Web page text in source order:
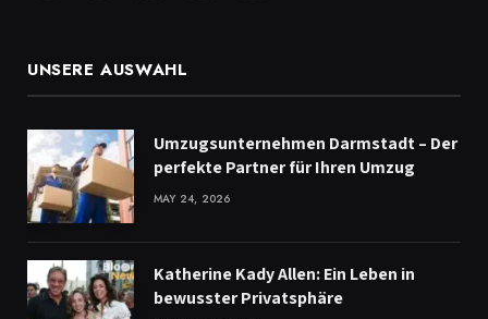
UNSERE AUSWAHL
Umzugsunternehmen Darmstadt – Der
perfekte Partner für Ihren Umzug
MAY 24, 2026
Katherine Kady Allen: Ein Leben in
bewusster Privatsphäre